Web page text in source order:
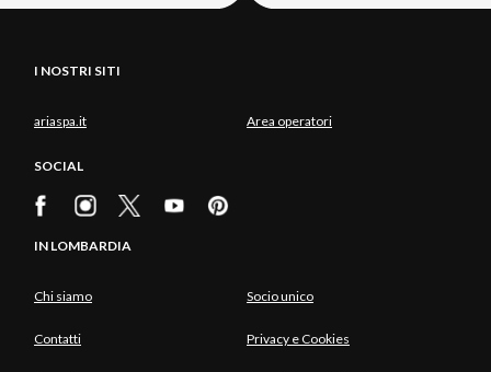
I NOSTRI SITI
ariaspa.it Area operatori
SOCIAL
IN LOMBARDIA
Chi siamo Socio unico
Contatti Privacy e Cookies